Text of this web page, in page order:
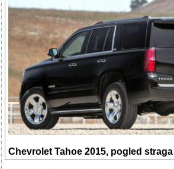
Chevrolet Tahoe 2015, pogled straga